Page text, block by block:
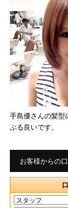
手島優さんの髪型
ぶる良いです。
お客様からの